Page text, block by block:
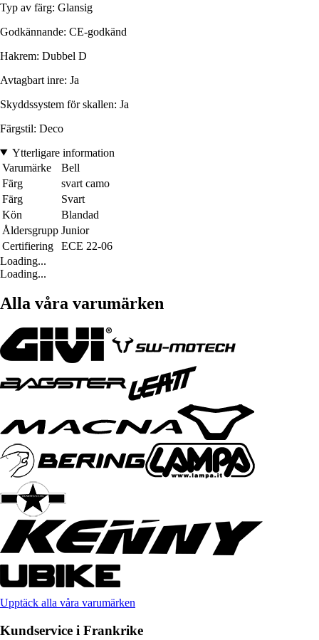
Typ av färg: Glansig
Godkännande: CE-godkänd
Hakrem: Dubbel D
Avtagbart inre: Ja
Skyddssystem för skallen: Ja
Färgstil: Deco
Ytterligare information
Varumärke
Bell
Färg
svart camo
Färg
Svart
Kön
Blandad
Åldersgrupp Junior
Certifiering
ECE 22-06
Loading...
Loading...
Alla våra varumärken
Upptäck alla våra varumärken
Kundservice i Frankrike